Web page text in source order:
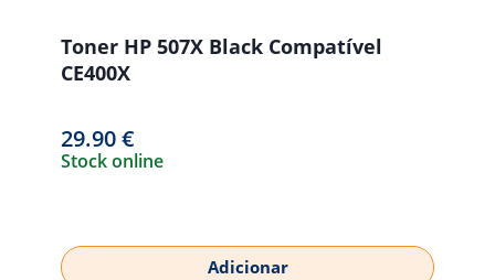
Toner HP 507X Black Compatível
CE400X
29.90€
Stock online
Adicionar